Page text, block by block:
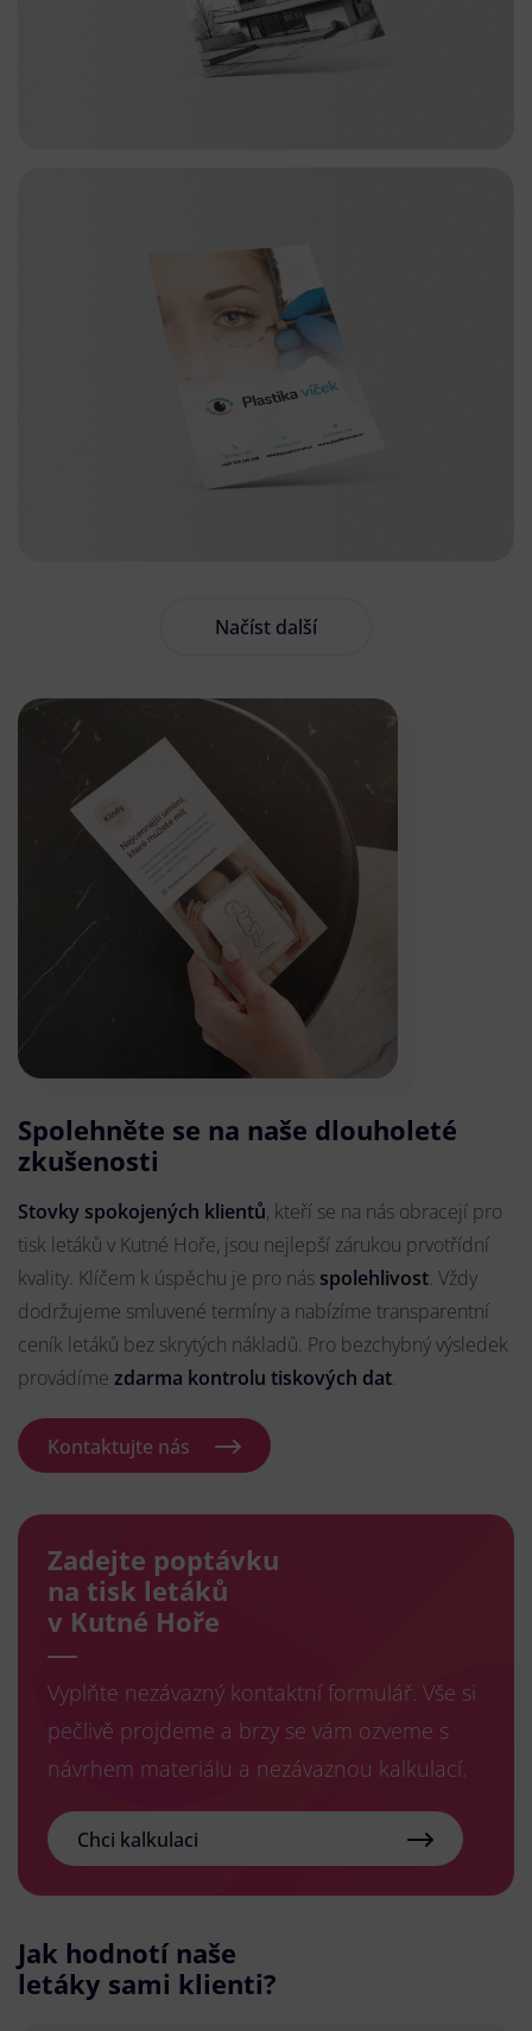
Načíst další
Spolehněte se na naše dlouholeté
zkušenosti
Stovky spokojených klientů, kteří se na nás obracejí pro
tisk letáků v Kutné Hoře, jsou nejlepší zárukou prvotřídní
kvality. Klíčem k úspěchu je pro nás spolehlivost. Vždy
dodržujeme smluvené termíny a nabízíme transparentní
ceník letáků bez skrytých nákladů. Pro bezchybný výsledek
provádíme zdarma kontrolu tiskových dat.
Kontaktujte nás
Zadejte poptávku
na tisk letáků
v Kutné Hoře
Vyplňte nezávazný kontaktní formulář. Vše si
pečlivě projdeme a brzy se vám ozveme s
návrhem materiálu a nezávaznou kalkulací.
Chci kalkulaci
Jak hodnotí naše
letáky sami klienti?